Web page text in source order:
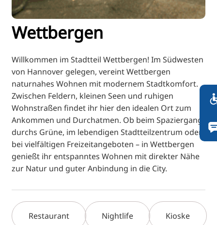
UK
Wettbergen
Willkommen im Stadtteil Wettbergen! Im Südwesten
von Hannover gelegen, vereint Wettbergen
naturnahes Wohnen mit modernem Stadtkomfort.
Zwischen Feldern, kleinen Seen und ruhigen
Wohnstraßen findet ihr hier den idealen Ort zum
Ankommen und Durchatmen. Ob beim Spaziergang
durchs Grüne, im lebendigen Stadtteilzentrum oder
bei vielfältigen Freizeitangeboten – in Wettbergen
genießt ihr entspanntes Wohnen mit direkter Nähe
zur Natur und guter Anbindung in die City.
Restaurant Nightlife Kioske